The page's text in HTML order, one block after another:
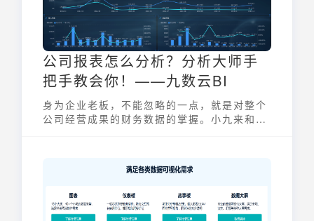
公司报表怎么分析？分析大师手
把手教会你！——九数云BI
身为企业老板，不能忽略的一点，就是对整个
公司经营成果的财务数据的掌握。小九来和大